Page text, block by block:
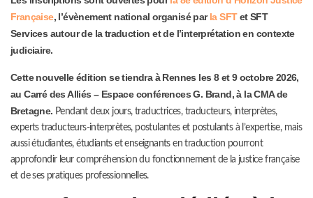
Française, l’évènement national organisé parla SFTet SFT
Services autour de la traduction et de l’interprétation en contexte
judiciaire.
Cette nouvelle édition se tiendra à Rennes les 8 et 9 octobre 2026,
au Carré des Alliés – Espace conférences G. Brand, à la CMA de
Bretagne. Pendant deux jours, traductrices, traducteurs, interprètes,
experts traducteurs-interprètes, postulantes et postulants à l’expertise, mais
aussi étudiantes, étudiants et enseignants en traduction pourront
approfondir leur compréhension du fonctionnement de la justice française
et de ses pratiques professionnelles.